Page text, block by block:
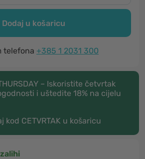
Dodaj u košaricu
telefona +385 1 2031 300
– Iskoristite četvrtak
i uštedite 18% na cijelu
kod CETVRTAK u košaricu